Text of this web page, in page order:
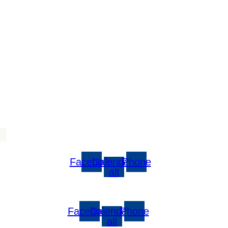
FacebookCalendar-
alt
Phone
FacebookCalendar-
alt
Phone